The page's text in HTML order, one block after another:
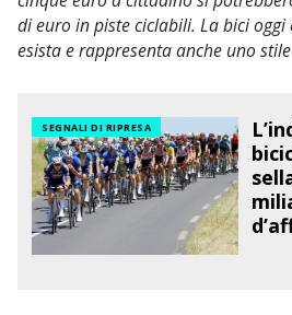
di euro in piste ciclabili. La bici oggi
esista e rappresenta anche uno
SEGNALI DI RIPRESA